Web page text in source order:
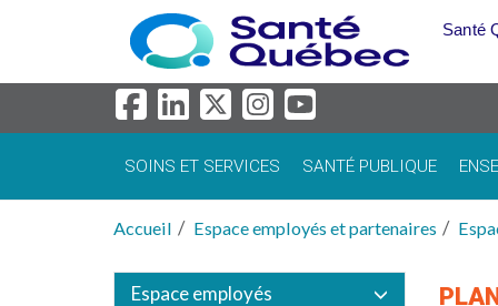
Aller au menu principal
Santé
SOINS ET SERVICES SANTÉ PUBLIQUE
Accueil Espace employés et partenaires
Espace employés